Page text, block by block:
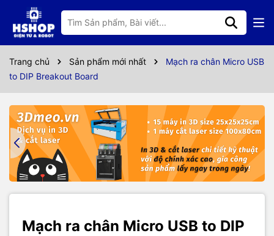
Trang chủ Sản phẩm mới nhất
Mạch ra chân Micro USB
to DIP Breakout Board
Mạch ra chân Micro USB to DIP
Thông số kỹ thuật
Mạch ra chân Micro USB to DIP Breakout Board giúp bạn
linh hoạt và dễ dàng hơn trong việc thử nghiệm và thiết
bắt nối.